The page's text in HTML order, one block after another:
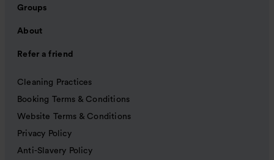
Groups
About
Refer a friend
Cleaning Practices
Booking Terms & Conditions
Website Terms & Conditions
Privacy Policy
Anti-Slavery Policy